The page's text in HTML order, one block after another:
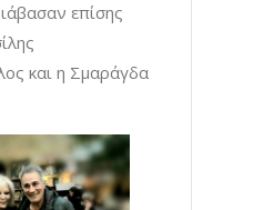
επίσης
και η Σμαράγδα